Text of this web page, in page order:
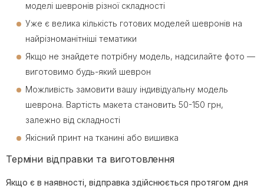
моделі шевронів різної складності
Уже є велика кількість готових моделей шевронів на
найрізноманітніші тематики
Якщо не знайдете потрібну модель, надсилайте фото —
виготовимо будь-який шеврон
Можливість замовити вашу індивідуальну модель
шеврона. Вартість макета становить 50-150 грн,
залежно від складності
Якісний принт на тканині або вишивка
Терміни відправки та виготовлення
Якщо є в наявності, відправка здійснюється протягом дня